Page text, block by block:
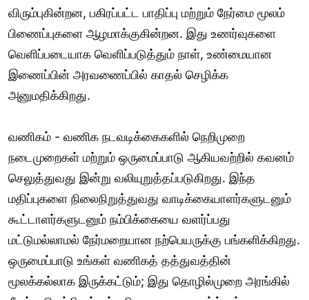
விரும்புகின்றன, பகிரப்பட்ட பாதிப்பு மற்றும் நேர்மை மூலம்
பிணைப்புகளை ஆழமாக்குகின்றன. இது உணர்வுகளை
வெளிப்படையாக வெளிப்படுத்தும் நாள், உண்மையான
இணைப்பின் அரவணைப்பில் காதல் செழிக்க
அனுமதிக்கிறது.
வணிகம் - வணிக நடவடிக்கைகளில் நெறிமுறை
நடைமுறைகள் மற்றும் ஒருமைப்பாடு ஆகியவற்றில் கவனம்
செலுத்துவது இன்று வலியுறுத்தப்படுகிறது. இந்த
மதிப்புகளை நிலைநிறுத்துவது வாடிக்கையாளர்களுடனும்
கூட்டாளர்களுடனும் நம்பிக்கையை வளர்ப்பது
மட்டுமல்லாமல் நேர்மறையான நற்பெயருக்கு பங்களிக்கிறது.
ஒருமைப்பாடு உங்கள் வணிகத் தத்துவத்தின்
மூலக்கல்லாக இருக்கட்டும்; இது தொழில்முறை அரங்கில்